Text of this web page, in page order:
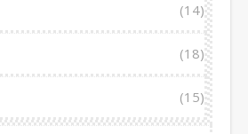
(14)
(18)
(15)